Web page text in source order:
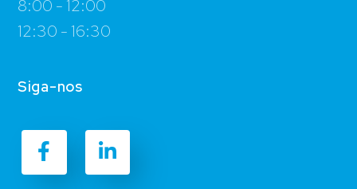
8:00 - 12:00
12:30 - 16:30
Siga-nos